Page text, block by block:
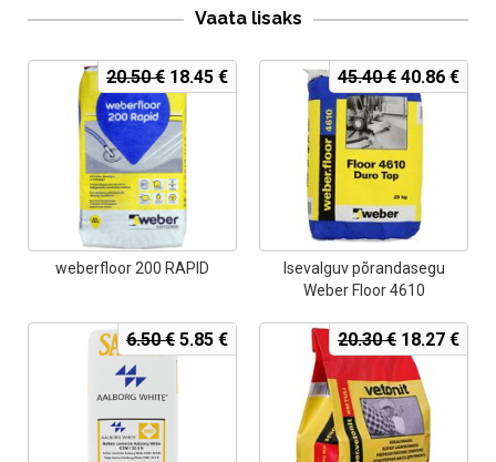
Vaata lisaks
weberfloor 200 RAPID
20.50€ Algne
hind
oli:
20.50 €.
18.45 €Current
price
Isevalguv põrandasegu
Weber Floor 4610
45.40€ Algne
hind
oli:
45.40 €.
40.86 €
6.50€ Algne
hind
5.85 €Current
price
20.30€ Algne
hind
oli:
20.30 €.
18.27 €